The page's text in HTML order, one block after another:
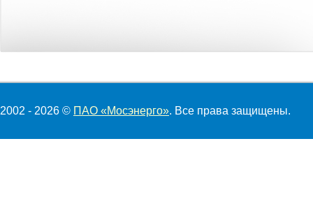
2002 - 2026 © ПАО «Мосэнерго». Все права защищены.